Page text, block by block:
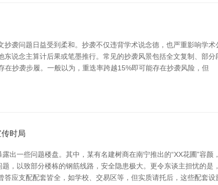
袭问题日益受到柔和。抄袭不仅违背学术说念德，也严重影响学
说念主算计后果或笔墨推行。常见的抄袭风景包括全文复制、部
在抄袭步履。一般以为，重迭率跨越15%即可能存在抄袭风险，但
时局
出一些问题楼盘。其中，某有名建树商在南宁推出的“XX花圃”容
，以致部分楼栋的钢筋线路，安全隐患极大。更令东谈主担忧的
应支配配套皆全，如学校、交易区等，但实质请托后，这些配套设